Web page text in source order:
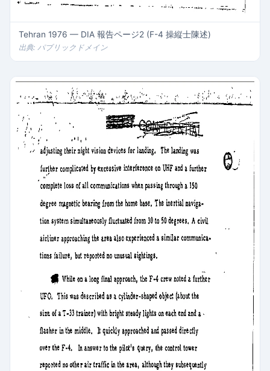
Tehran 1976 — DIA 報告ページ2 (F-4 操縦士陳述)
出典: パブリックドメイン